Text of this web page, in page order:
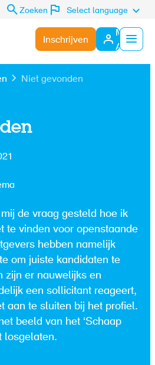
Zoeken Select language
Inschrijven
Mijn
Abiant
Niet gevonden
de vraag gesteld hoe ik
te vinden voor openstaande
hebben namelijk
om juiste kandidaten te
zijn er nauwelijks en
een sollicitant reageert,
aan te sluiten bij het profiel.
beeld van het ‘Schaap
losgelaten.